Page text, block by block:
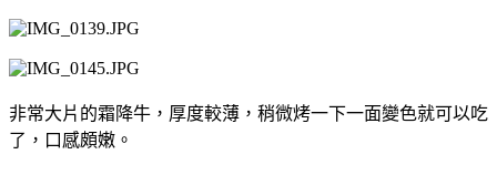
非常大片的霜降牛，厚度較薄，稍微烤一下一面變色就可以吃
了，口感頗嫩。